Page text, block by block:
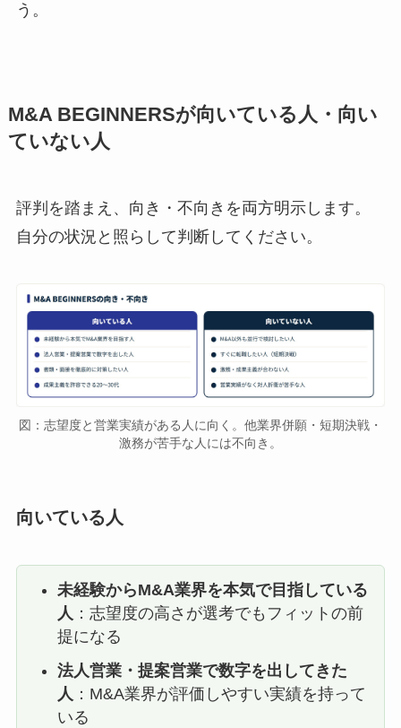
う。
M&A BEGINNERSが向いている人・向い
ていない人
評判を踏まえ、向き・不向きを両方明示します。
自分の状況と照らして判断してください。
図：志望度と営業実績がある人に向く。他業界併願・短期決戦・
激務が苦手な人には不向き。
向いている人
未経験からM&A業界を本気で目指している
人 ：志望度の高さが選考でもフィットの前
提になる
法人営業・提案営業で数字を出してきた
人 ：M&A業界が評価しやすい実績を持って
いる